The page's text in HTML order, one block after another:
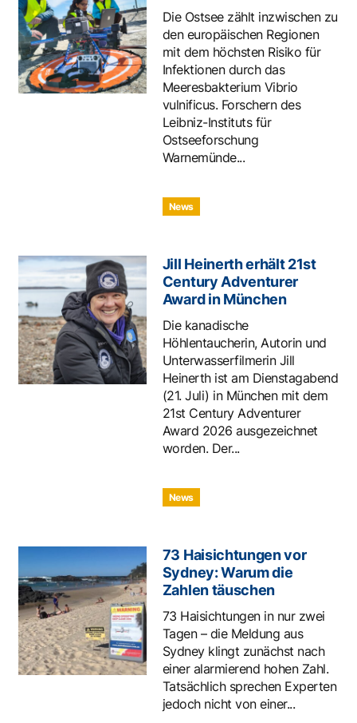
Die Ostsee zählt inzwischen zu
den europäischen Regionen
mit dem höchsten Risiko für
Infektionen durch das
Meeresbakterium Vibrio
vulnificus. Forschern des
Leibniz-Instituts für
Ostseeforschung
Warnemünde...
News
Jill Heinerth erhält 21st
Century Adventurer
Award in München
Die kanadische
Höhlentaucherin, Autorin und
Unterwasserfilmerin Jill
Heinerth ist am Dienstagabend
(21. Juli) in München mit dem
21st Century Adventurer
Award 2026 ausgezeichnet
worden. Der...
News
73 Haisichtungen vor
Sydney: Warum die
Zahlen täuschen
73 Haisichtungen in nur zwei
Tagen – die Meldung aus
Sydney klingt zunächst nach
einer alarmierend hohen Zahl.
Tatsächlich sprechen Experten
jedoch nicht von einer...